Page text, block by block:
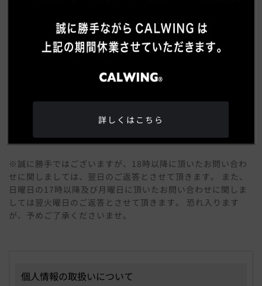
※誠に勝手ではございますが、18時以降に頂いたお問い合わ
せに関しましては、翌日のご返答とさせて頂きます。 また、
日曜日の17時以降及び月曜日に頂いたお問い合わせに関しま
しては翌火曜日のご返答とさせて頂きます。 恐れ入ります
が、予めご了承くださいませ。
個人情報の取扱いについて
詳しくはこちら